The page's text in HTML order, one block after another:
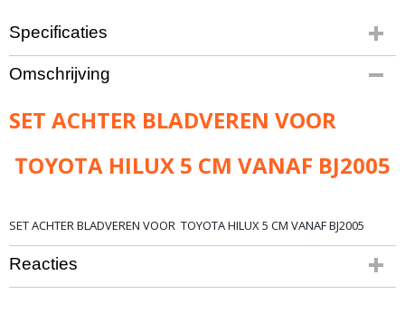
Specificaties
Bruto gewicht
55,00 Kg
Omschrijving
SET ACHTER BLADVEREN VOOR
TOYOTA HILUX 5 CM VANAF BJ2005
SET ACHTER BLADVEREN VOOR TOYOTA HILUX 5 CM VANAF BJ2005
Reacties